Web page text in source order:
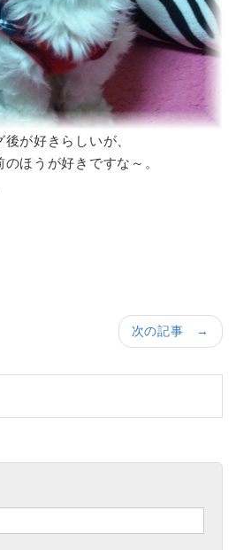
が好きらしいが、
ほうが好きですな～。
次の記事 →